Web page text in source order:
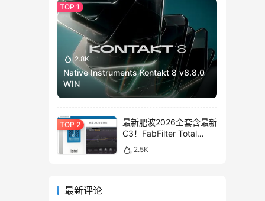
2.8K
Native Instruments Kontakt 8 v8.8.0
WIN
最新肥波2026全套含最新
C3！FabFilter Total
Bundle v2026.01.13
WIN&MAC
2.5K
最新评论